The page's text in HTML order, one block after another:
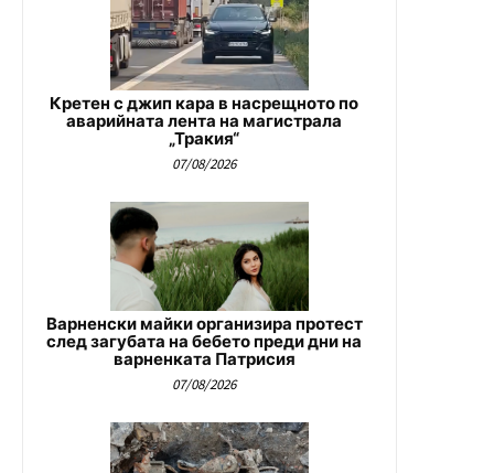
Кретен с джип кара в насрещното по
аварийната лента на магистрала
„Тракия“
07/08/2026
Варненски майки организира протест
след загубата на бебето преди дни на
варненката Патрисия
07/08/2026